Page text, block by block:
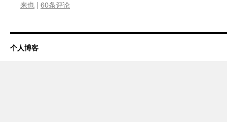
来也 | 60条评论
个人博客